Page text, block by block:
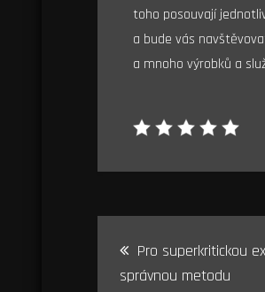
toho posouvají
a bude vás
a mnoho výrobků a
Navigace
Pro superkritickou
správnou metodu